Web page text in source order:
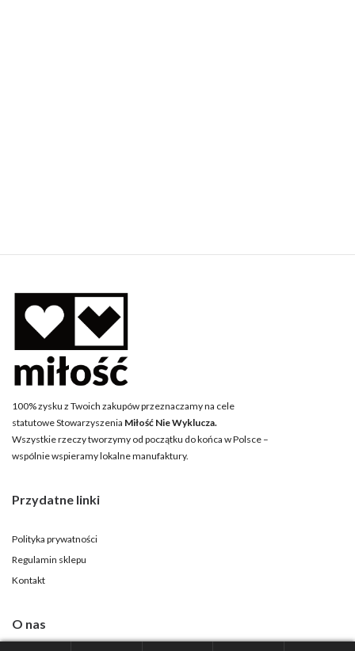
100% zysku z Twoich zakupów przeznaczamy na cele
statutowe Stowarzyszenia Miłość Nie Wyklucza.
Wszystkie rzeczy tworzymy od początku do końca w Polsce –
wspólnie wspieramy lokalne manufaktury.
Przydatne linki
Polityka prywatności
Regulamin sklepu
Kontakt
O nas